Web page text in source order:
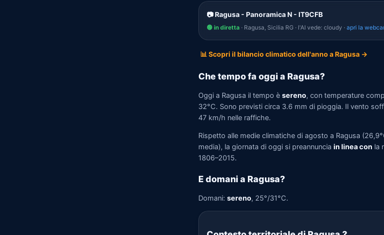
📷 Ragusa - Panoramica N - IT9CFB
🟢 in diretta · Ragusa, Sicilia RG · l'AI vede: cloudy · apri la
📊 Scopri il bilancio climatico dell'anno a Ragusa →
Che tempo fa oggi a Ragusa?
Oggi a Ragusa il tempo è sereno, con temperature
32°C. Sono previsti circa 3.6 mm di pioggia. Il vento
47 km/h nelle raffiche.
Rispetto alle medie climatiche di agosto a Ragusa
media), la giornata di oggi si preannuncia in linea con la
1806–2015.
E domani a Ragusa?
Domani: sereno, 25°/31°C.